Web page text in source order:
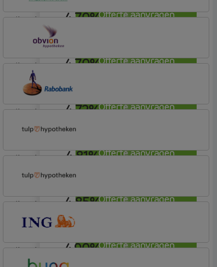
Offerte aanvragen
4,70%
Offerte aanvragen
lineair
4,70%
Offerte aanvragen
Argenta
Hypotheek
lineair
4,72%
Offerte aanvragen
OBVION Hypotheken
Woon Hypotheek
lineair
4,81%
Offerte aanvragen
Plusvoorwaarden
lineair
4,85%
Offerte aanvragen
Tulp Riant Hypotheek
lineair
4,90%
Tulp Riant Hypotheek
lineair